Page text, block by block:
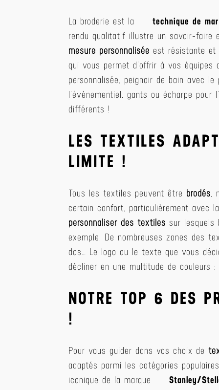
La broderie est la
technique de
rendu qualitatif illustre un savoir-faire
mesure personnalisée est résistante et
qui vous permet d’offrir à vos
personnalisée, peignoir de bain avec
l’événementiel, gants ou écharpe
différents !
LES TEXTILES
LIMITE !
Tous les textiles peuvent être brodés,
certain confort, particulièrement avec
personnaliser des textiles sur lesquels
exemple. De nombreuses zones des
dos… Le logo ou le texte que vous
décliner en une multitude de couleurs
NOTRE TOP 6 DES
!
Pour vous guider dans vos choix de
adaptés parmi les catégories
iconique de la marque
Stanley/